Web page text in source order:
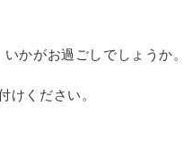
かがお過ごしでしょうか。
けください。